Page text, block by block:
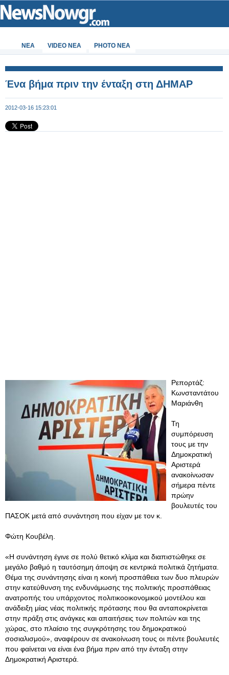
ΝΕΑ VIDEO NEA PHOTO NEA
Ένα βήμα πριν την ένταξη στη ΔΗΜΑΡ
2012-03-16 15:23:01
Ρεπορτάζ:
Κωνσταντάτου
Μαριάνθη
Τη
συμπόρευση
τους με την
Δημοκρατική
Αριστερά
ανακοίνωσαν
σήμερα πέντε
πρώην
βουλευτές του
ΠΑΣΟΚ μετά από συνάντηση που είχαν με τον κ.
Φώτη Κουβέλη.
«Η συνάντηση έγινε σε πολύ θετικό κλίμα και διαπιστώθηκε σε
μεγάλο βαθμό η ταυτόσημη άποψη σε κεντρικά πολιτικά ζητήματα.
Θέμα της συνάντησης είναι η κοινή προσπάθεια των δυο πλευρών
στην κατεύθυνση της ενδυνάμωσης της πολιτικής προσπάθειας
ανατροπής του υπάρχοντος πολιτικοοικονομικού μοντέλου και
ανάδειξη μίας νέας πολιτικής πρότασης που θα ανταποκρίνεται
στην πράξη στις ανάγκες και απαιτήσεις των πολιτών και της
χώρας, στο πλαίσιο της συγκρότησης του δημοκρατικού
σοσιαλισμού», αναφέρουν σε ανακοίνωση τους οι πέντε βουλευτές
που φαίνεται να είναι ένα βήμα πριν από την ένταξη στην
Δημοκρατική Αριστερά.